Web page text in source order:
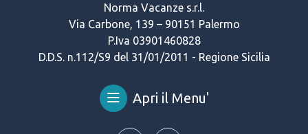
Norma Vacanze s.r.l.
Via Carbone, 139 – 90151 Palermo
P.Iva 03901460828
D.D.S. n.112/S9 del 31/01/2011 - Regione Sicilia
Apri il Menu'